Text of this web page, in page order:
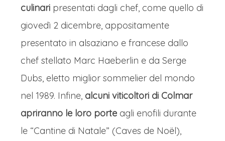
culinari presentati dagli chef, come quello di
giovedì 2 dicembre, appositamente
presentato in alsaziano e francese dallo
chef stellato Marc Haeberlin e da Serge
Dubs, eletto miglior sommelier del mondo
nel 1989. Infine, alcuni viticoltori di Colmar
apriranno le loro porte agli enofili durante
le “Cantine di Natale” (Caves de Noël),